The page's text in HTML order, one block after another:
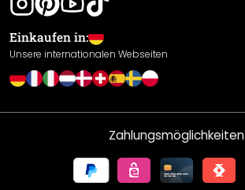
Leistungserklärung / CE-Zeichen
Cookie Einstellungen
Einkaufen in:
Unsere internationalen Webseiten
Zahlungsmöglichkeiten